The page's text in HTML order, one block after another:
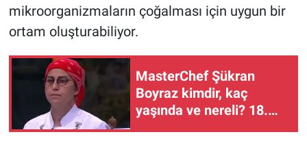
mikroorganizmaların çoğalması için uygun bir
ortam oluşturabiliyor.
MasterChef Şükran
Boyraz kimdir, kaç
yaşında ve nereli? 18.